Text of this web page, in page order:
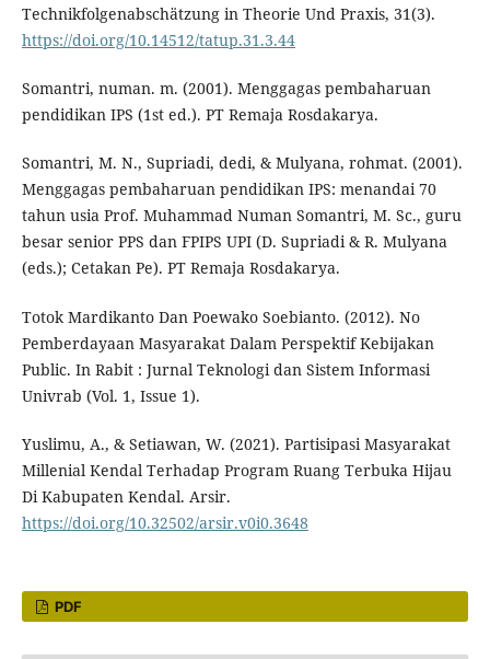
Technikfolgenabschätzung in Theorie Und Praxis, 31(3).
https://doi.org/10.14512/tatup.31.3.44
Somantri, numan. m. (2001). Menggagas pembaharuan
pendidikan IPS (1st ed.). PT Remaja Rosdakarya.
Somantri, M. N., Supriadi, dedi, & Mulyana, rohmat. (2001).
Menggagas pembaharuan pendidikan IPS: menandai 70
tahun usia Prof. Muhammad Numan Somantri, M. Sc., guru
besar senior PPS dan FPIPS UPI (D. Supriadi & R. Mulyana
(eds.); Cetakan Pe). PT Remaja Rosdakarya.
Totok Mardikanto Dan Poewako Soebianto. (2012). No
Pemberdayaan Masyarakat Dalam Perspektif Kebijakan
Public. In Rabit : Jurnal Teknologi dan Sistem Informasi
Univrab (Vol. 1, Issue 1).
Yuslimu, A., & Setiawan, W. (2021). Partisipasi Masyarakat
Millenial Kendal Terhadap Program Ruang Terbuka Hijau
Di Kabupaten Kendal. Arsir.
https://doi.org/10.32502/arsir.v0i0.3648
PDF